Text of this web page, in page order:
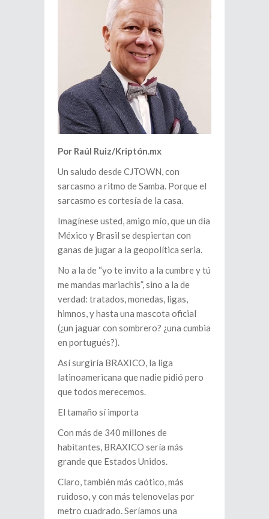
Por Raúl Ruiz/Kriptón.mx
Un saludo desde CJTOWN, con
sarcasmo a ritmo de Samba. Porque el
sarcasmo es cortesía de la casa.
Imagínese usted, amigo mío, que un día
México y Brasil se despiertan con
ganas de jugar a la geopolítica seria.
No a la de “yo te invito a la cumbre y tú
me mandas mariachis”, sino a la de
verdad: tratados, monedas, ligas,
himnos, y hasta una mascota oficial
(¿un jaguar con sombrero? ¿una cumbia
en portugués?).
Así surgiría BRAXICO, la liga
latinoamericana que nadie pidió pero
que todos merecemos.
El tamaño sí importa
Con más de 340 millones de
habitantes, BRAXICO sería más
grande que Estados Unidos.
Claro, también más caótico, más
ruidoso, y con más telenovelas por
metro cuadrado. Seríamos una